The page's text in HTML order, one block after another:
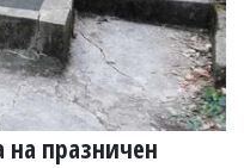
на празничен